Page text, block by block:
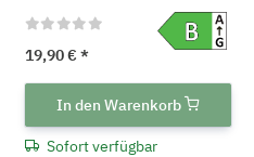
19,90 € *
In den Warenkorb
Sofort verfügbar